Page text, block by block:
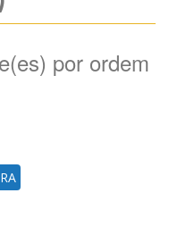
por ordem